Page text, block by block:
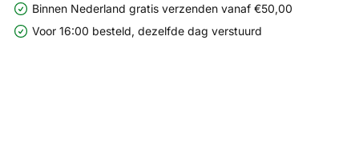
Binnen Nederland gratis verzenden vanaf €50,00
Voor 16:00 besteld, dezelfde dag verstuurd